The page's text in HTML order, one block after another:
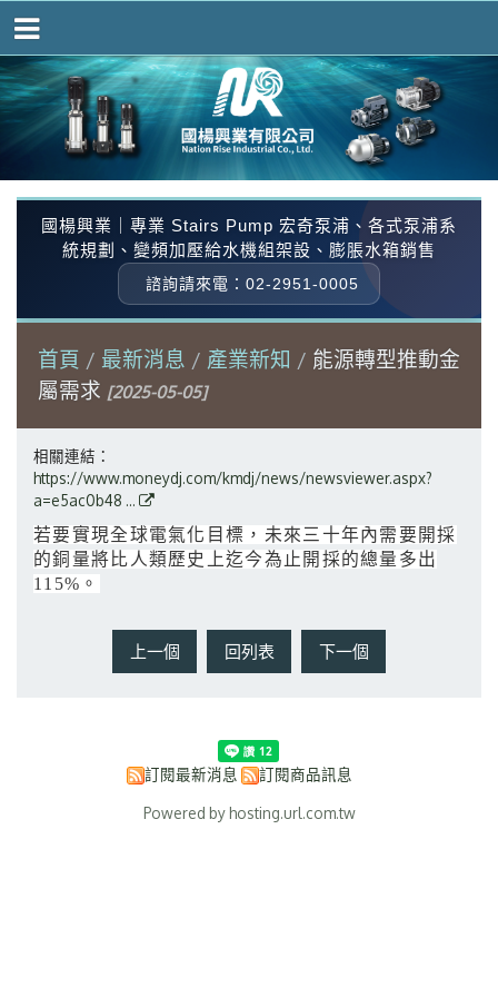
國楊興業｜專業 Stairs Pump 宏奇泵浦、各式泵浦系
統規劃、變頻加壓給水機組架設、膨脹水箱銷售
諮詢請來電：02-2951-0005
首頁 最新消息 產業新知
能源轉型推動金
屬需求 [2025-05-05]
相關連結：
https://www.moneydj.com/kmdj/news/newsviewer.aspx?
a=e5ac0b48 ...
若要實現全球電氣化目標，未來三十年內需要開採
的銅量將比人類歷史上迄今為止開採的總量多出
115%。
上一個 回列表 下一個
訂閱最新消息 訂閱商品訊息
Powered by hosting.url.com.tw